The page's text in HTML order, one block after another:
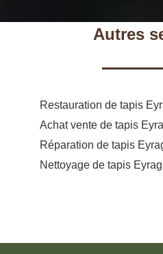
Autres
Restauration de tapis
Achat vente de tapis
Réparation de tapis
Nettoyage de tapis